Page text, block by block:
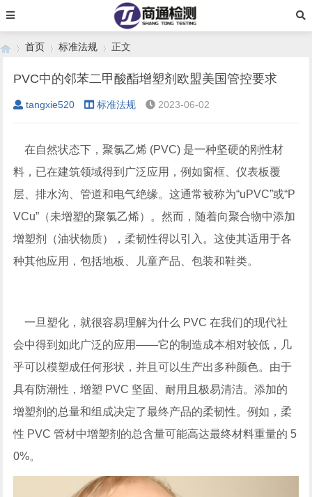
›
首页
›
标准法规
›
正文
PVC中的邻苯二甲酸酯增塑剂欧盟美国管控要求
tangxie520 标准法规 2023-06-02
在自然状态下，聚氯乙烯 (PVC) 是一种坚硬的刚性材
料，已在建筑领域得到广泛应用，例如窗框、仪表板覆
层、排水沟、管道和电气绝缘。这通常被称为“uPVC”或“P
VCu”（未增塑的聚氯乙烯）。然而，随着向聚合物中添加
增塑剂（油状物质），柔韧性得以引入。这使其适用于各
种其他应用，包括地板、儿童产品、包装和鞋类。
一旦塑化，就很容易理解为什么 PVC 在我们的现代社
会中得到如此广泛的应用——它的制造成本相对较低，几
乎可以模塑成任何形状，并且可以生产出多种颜色。由于
具有防潮性，增塑 PVC 坚固、耐用且极易清洁。添加的
增塑剂的总量和组成决定了最终产品的柔韧性。例如，柔
性 PVC 管材中增塑剂的总含量可能高达最终材料重量的 5
0%。